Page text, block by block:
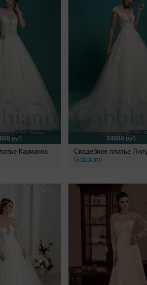
руб.
Карианна
34000 руб.
Свадебное платье
Gabbiano